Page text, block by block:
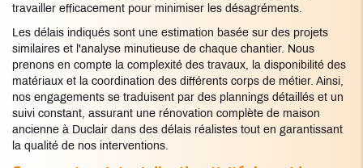
travailler efficacement pour minimiser les désagréments.
Les délais indiqués sont une estimation basée sur des projets
similaires et l'analyse minutieuse de chaque chantier. Nous
prenons en compte la complexité des travaux, la disponibilité des
matériaux et la coordination des différents corps de métier. Ainsi,
nos engagements se traduisent par des plannings détaillés et un
suivi constant, assurant une rénovation complète de maison
ancienne à Duclair dans des délais réalistes tout en garantissant
la qualité de nos interventions.